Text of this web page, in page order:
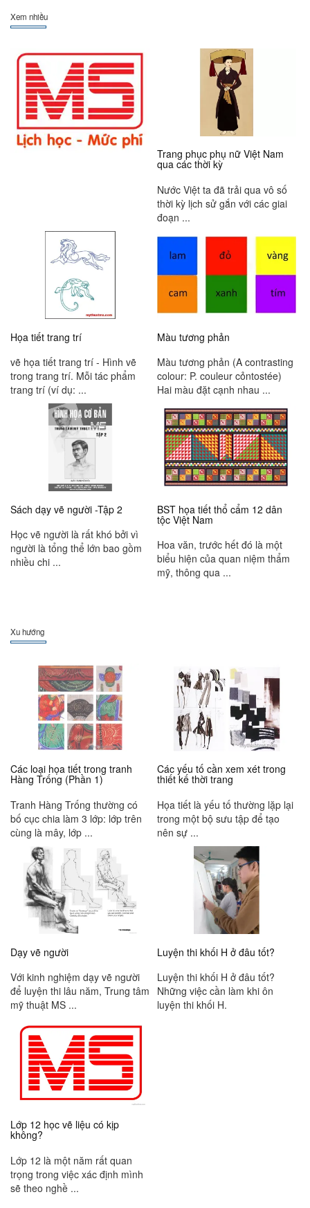
Xem nhiều
Trang phục phụ nữ Việt Nam
qua các thời kỳ
Nước Việt ta đã trải qua vô số
thời kỳ lịch sử gắn với các giai
đoạn ...
Họa tiết trang trí
vẽ họa tiết trang trí - Hình vẽ
trong trang trí. Mỗi tác phẩm
trang trí (ví dụ: ...
Màu tương phản
Màu tương phản (A contrasting
colour: P. couleur cỏntostée)
Hai màu đặt cạnh nhau ...
Sách dạy vẽ người -Tập 2
Học vẽ người là rất khó bởi vì
người là tổng thể lớn bao gồm
nhiều chi ...
BST họa tiết thổ cẩm 12 dân
tộc Việt Nam
Hoa văn, trước hết đó là một
biểu hiện của quan niệm thẩm
mỹ, thông qua ...
Xu hướng
Các loại họa tiết trong tranh
Hàng Trống (Phần 1)
Tranh Hàng Trống thường có
bố cục chia làm 3 lớp: lớp trên
cùng là mây, lớp ...
Các yếu tố cần xem xét trong
thiết kế thời trang
Họa tiết là yếu tố thường lặp lại
trong một bộ sưu tập để tạo
nên sự ...
Dạy vẽ người
Với kinh nghiệm dạy vẽ người
để luyện thi lâu năm, Trung tâm
mỹ thuật MS ...
Luyện thi khối H ở đâu tốt?
Luyện thi khối H ở đâu tốt?
Những việc cần làm khi ôn
luyện thi khối H.
Lớp 12 học vẽ liệu có kịp
không?
Lớp 12 là một năm rất quan
trọng trong việc xác định mình
sẽ theo nghề ...